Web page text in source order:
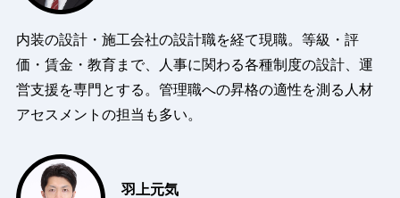
内装の設計・施工会社の設計職を経て現職。等級・評
価・賃金・教育まで、人事に関わる各種制度の設計、運
営支援を専門とする。管理職への昇格の適性を測る人材
アセスメントの担当も多い。
羽上元気